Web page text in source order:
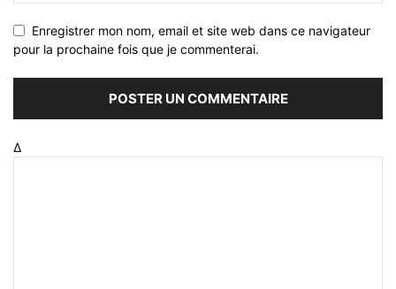
Enregistrer mon nom, email et site web dans ce navigateur
pour la prochaine fois que je commenterai.
Δ